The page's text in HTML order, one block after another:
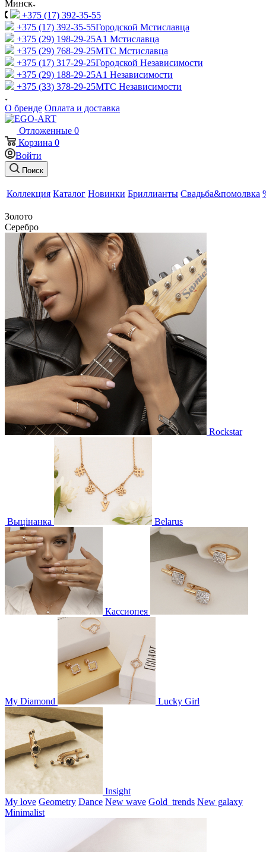
Минск
+375 (17) 392-35-55
+375 (17) 392-35-55Городской Мстиславца
+375 (29) 198-29-25A1 Мстиславца
+375 (29) 768-29-25МТС Мстиславца
+375 (17) 317-29-25Городской Независимости
+375 (29) 188-29-25A1 Независимости
+375 (33) 378-29-25МТС Независимости
О бренде Оплата и доставка
Отложенные 0
Корзина 0
Войти
Поиск
Коллекция Каталог Новинки Бриллианты Свадьба&помолвка
Золото
Серебро
Rockstar
Выцінанка Belarus
Кассиопея
My Diamond Lucky Girl
Insight
My love Geometry Dance New wave Gold_trends New galaxy
Minimalist